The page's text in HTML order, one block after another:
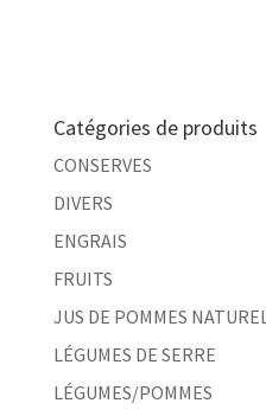
Catégories de produits
CONSERVES
DIVERS
ENGRAIS
FRUITS
JUS DE POMMES NATUREL
LÉGUMES DE SERRE
LÉGUMES/POMMES